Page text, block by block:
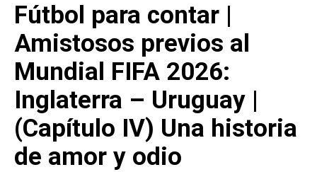
Fútbol para contar |
Amistosos previos al
Mundial FIFA 2026:
Inglaterra – Uruguay |
(Capítulo IV) Una historia
de amor y odio